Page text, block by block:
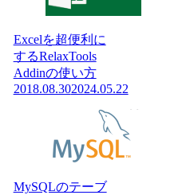
Excelを超便利に
するRelaxTools
Addinの使い方
2018.08.302024.05.22
MySQLのテーブ